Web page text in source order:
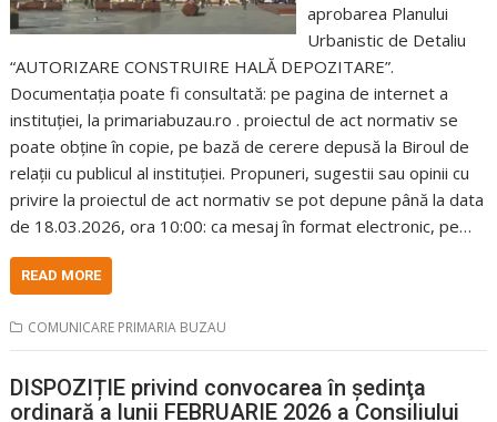
aprobarea Planului
Urbanistic de Detaliu
“AUTORIZARE CONSTRUIRE HALĂ DEPOZITARE”.
Documentația poate fi consultată: pe pagina de internet a
instituţiei, la primariabuzau.ro . proiectul de act normativ se
poate obţine în copie, pe bază de cerere depusă la Biroul de
relaţii cu publicul al instituţiei. Propuneri, sugestii sau opinii cu
privire la proiectul de act normativ se pot depune până la data
de 18.03.2026, ora 10:00: ca mesaj în format electronic, pe…
READ MORE
COMUNICARE PRIMARIA BUZAU
DISPOZIȚIE privind convocarea în şedinţa
ordinară a lunii FEBRUARIE 2026 a Consiliului